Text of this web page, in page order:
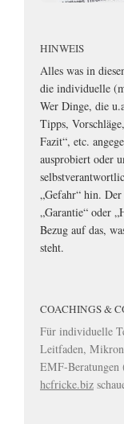
HINWEIS
Alles was in
die individuelle
Wer Dinge, die
Tipps,
Fazit“, etc.
ausprobiert oder
„Gefahr“ hin.
„Garantie“ oder
Bezug auf das,
steht.
COACHINGS &
Für individuelle
Leitfaden,
EMF-
hcfricke.biz